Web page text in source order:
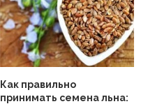
Как правильно
принимать семена льна: